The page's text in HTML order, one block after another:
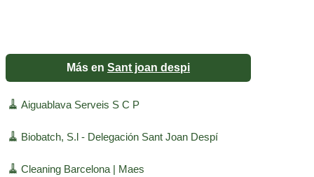
Más en Sant joan despi
🧹 Aiguablava Serveis S C P
🧹 Biobatch, S.l - Delegación Sant Joan Despí
🧹 Cleaning Barcelona | Maes